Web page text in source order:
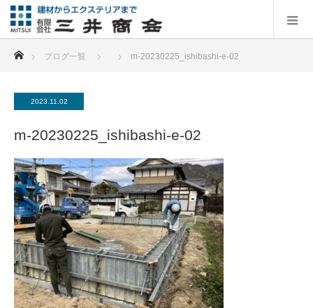
ブログ一覧 m-20230225_ishibashi-e-02
2023.11.02
m-20230225_ishibashi-e-02